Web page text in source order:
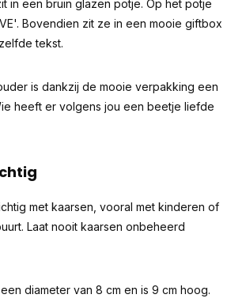
in een bruin glazen potje. Op het potje
Bovendien zit ze in een mooie giftbox
tekst.
is dankzij de mooie verpakking een
heeft er volgens jou een beetje liefde
met kaarsen, vooral met kinderen of
Laat nooit kaarsen onbeheerd
diameter van 8 cm en is 9 cm hoog.